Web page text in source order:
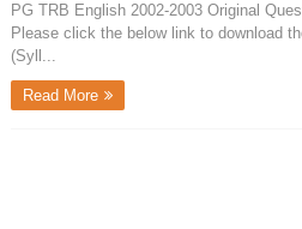
PG TRB English 2002-2003 Original
Please click the below link to download
(Syll...
Read More